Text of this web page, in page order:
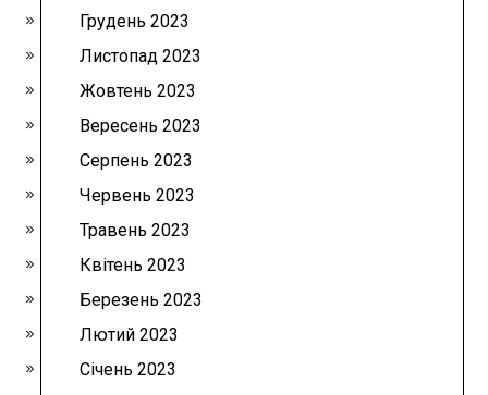
Грудень 2023
Листопад 2023
Жовтень 2023
Вересень 2023
Серпень 2023
Червень 2023
Травень 2023
Квітень 2023
Березень 2023
Лютий 2023
Січень 2023